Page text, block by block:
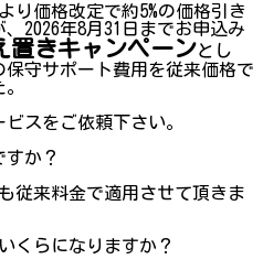
より価格改定で約5%の価格引き
2026年8月31日までお申込み
置きキャンペーンとし
守サポート費用を従来価格で
スをご依頼下さい。
か？
従来料金で適用させて頂きま
くらになりますか？